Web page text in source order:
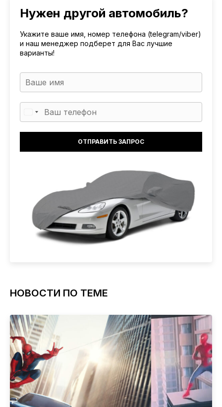
Нужен другой автомобиль?
Укажите ваше имя, номер телефона (telegram/viber)
и наш менеджер подберет для Вас лучшие
варианты!
НОВОСТИ ПО ТЕМЕ